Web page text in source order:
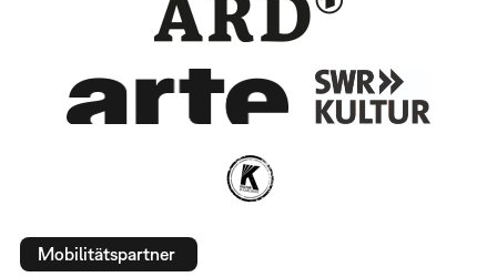
Mobilitätspartner